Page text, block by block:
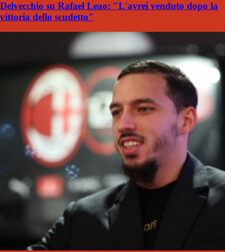
Delvecchio su Rafael Leao: "L'avrei venduto dopo la
vittoria dello scudetto"